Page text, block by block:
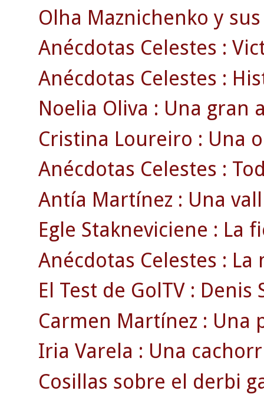
Olha Maznichenko y
Anécdotas Celestes :
Anécdotas Celestes :
Noelia Oliva : Una gran
Cristina Loureiro : Una
Anécdotas Celestes :
Antía Martínez : Una
Egle Stakneviciene : La
Anécdotas Celestes :
El Test de GolTV : Denis
Carmen Martínez : Una
Iria Varela : Una
Cosillas sobre el derbi